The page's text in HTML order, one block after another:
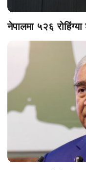
नेपालमा ५२६ रोहिंग्या